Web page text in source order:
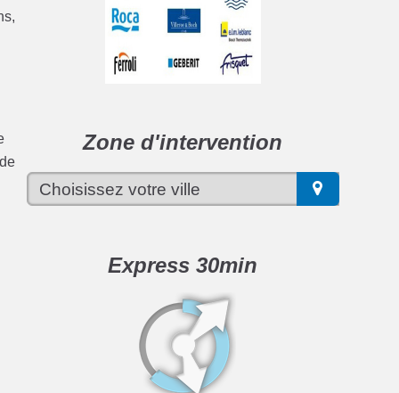
Zone d'intervention
Express 30min